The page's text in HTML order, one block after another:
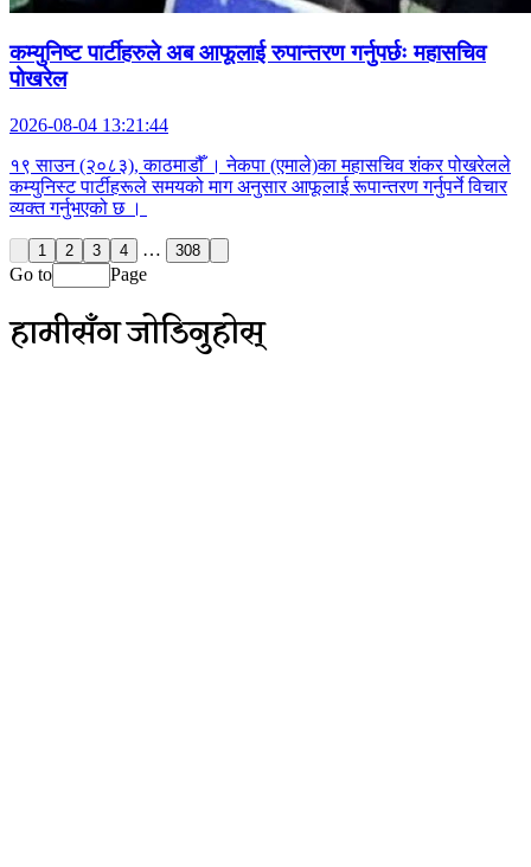
कम्युनिष्ट पार्टीहरुले अब आफूलाई रुपान्तरण गर्नुपर्छः महासचिव
पोखरेल
2026-08-04 13:21:44
१९ साउन (२०८३), काठमाडौँ । नेकपा (एमाले)का महासचिव शंकर पोखरेलले
कम्युनिस्ट पार्टीहरूले समयको माग अनुसार आफूलाई रूपान्तरण गर्नुपर्ने विचार
व्यक्त गर्नुभएको छ ।
1 2 3 4 … 308
Go to Page
हामीसँग जोडिनुहोस्